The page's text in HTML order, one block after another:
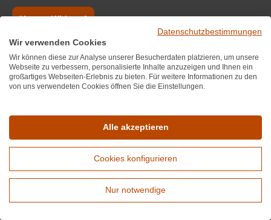
Vertrag Widerruf
Wir über uns
Erweiterte Suche
Datenschutzbestimmungen
Wir verwenden Cookies
Wir können diese zur Analyse unserer Besucherdaten platzieren, um unsere
Webseite zu verbessern, personalisierte Inhalte anzuzeigen und Ihnen ein
großartiges Webseiten-Erlebnis zu bieten. Für weitere Informationen zu den
von uns verwendeten Cookies öffnen Sie die Einstellungen.
Alle akzeptieren
Cookies konfigurieren
Nur notwendige